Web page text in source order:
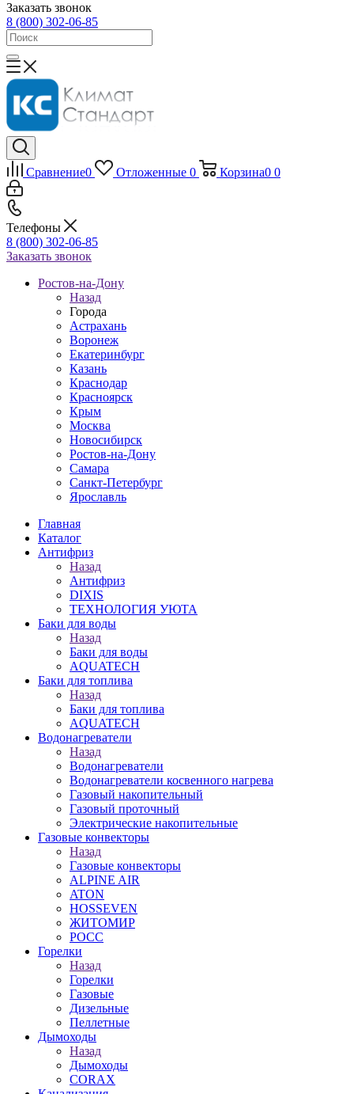
Заказать звонок
8 (800) 302-06-85
Сравнение0 Отложенные 0 Корзина0 0
Телефоны
8 (800) 302-06-85
Заказать звонок
Ростов-на-Дону
Назад
Города
Астрахань
Воронеж
Екатеринбург
Казань
Краснодар
Красноярск
Крым
Москва
Новосибирск
Ростов-на-Дону
Самара
Санкт-Петербург
Ярославль
Главная
Каталог
Антифриз
Назад
Антифриз
DIXIS
ТЕХНОЛОГИЯ УЮТА
Баки для воды
Назад
Баки для воды
AQUATECH
Баки для топлива
Назад
Баки для топлива
AQUATECH
Водонагреватели
Назад
Водонагреватели
Водонагреватели косвенного нагрева
Газовый накопительный
Газовый проточный
Электрические накопительные
Газовые конвекторы
Назад
Газовые конвекторы
ALPINE AIR
ATON
HOSSEVEN
ЖИТОМИР
РОСС
Горелки
Назад
Горелки
Газовые
Дизельные
Пеллетные
Дымоходы
Назад
Дымоходы
CORAX